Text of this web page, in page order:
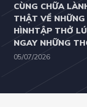
CÙNG CHỮA
THẬT VỀ
HÌNHTẬP THỞ
NGAY NHỮNG
05/07/2026